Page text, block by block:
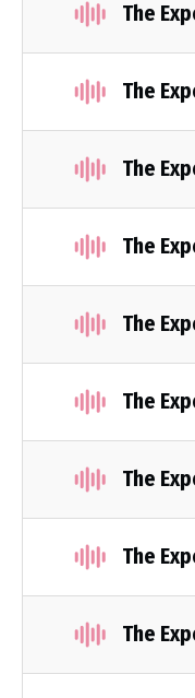
The
The
The
The
The
The
The
The
The